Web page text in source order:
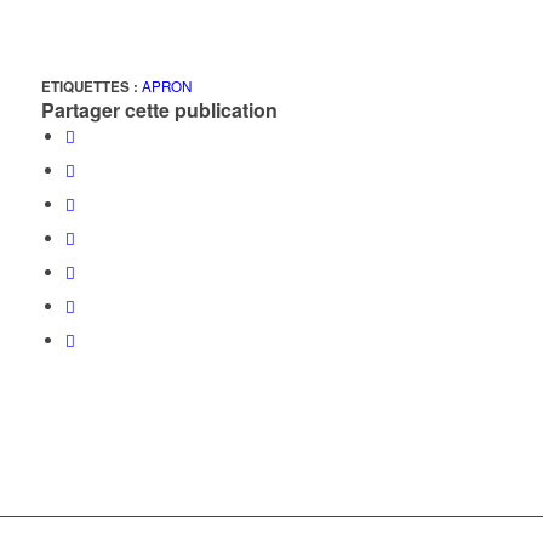
ETIQUETTES : APRON
Partager cette publication